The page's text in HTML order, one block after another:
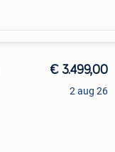
€ 3.499,00
2 aug 26